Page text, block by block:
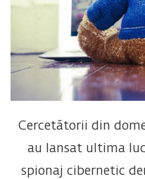
Cercetătorii din
au lansat ultima
spionaj cibernetic